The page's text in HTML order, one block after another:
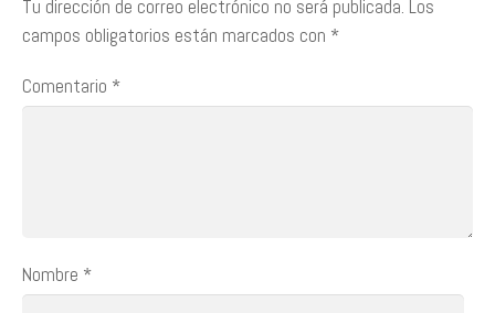
Tu dirección de correo electrónico no será publicada. Los
campos obligatorios están marcados con *
Comentario *
Nombre *